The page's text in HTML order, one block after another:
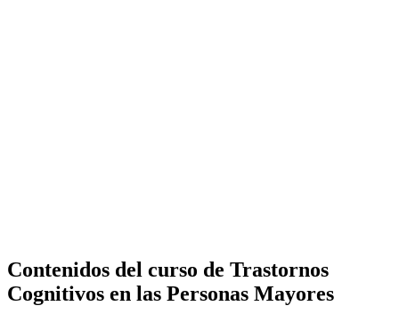
Contenidos del curso de Trastornos
Cognitivos en las Personas Mayores